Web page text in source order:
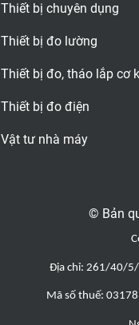
Thiết bị chuyên dụng
Thiết bị đo lường
Thiết bị đo, tháo lắp cơ
Thiết bị đo điện
Vật tư nhà máy
© Bản
Địa chỉ: 261/40/5/
Mã số thuế: